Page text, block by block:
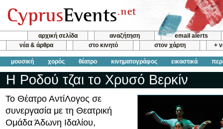
αρχική σελίδα αναζήτηση
email alerts
νέα & άρθρα
στο κινητό στον χάρτη +
μουσική χορός θέατρο κινηματογράφος εικαστικά
Η Ροδού τζαι το Χρυσό Βερκίν
Το Θέατρο ΑντίΛογος σε
συνεργασία με τη Θεατρική
Ομάδα Άδωνη Ιδαλίου,